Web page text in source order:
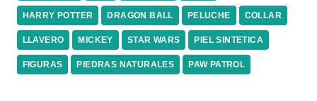
HARRY POTTER DRAGON BALL PELUCHE COLLAR
LLAVERO MICKEY STAR WARS PIEL SINTETICA
FIGURAS PIEDRAS NATURALES PAW PATROL